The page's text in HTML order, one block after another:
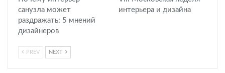
санузла может
раздражать: 5 мнений
дизайнеров
интерьера и дизайна
PREV NEXT